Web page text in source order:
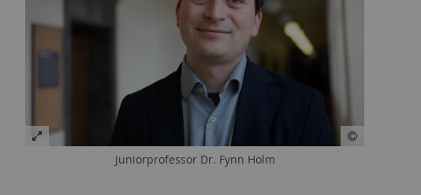
Juniorprofessor Dr. Fynn Holm